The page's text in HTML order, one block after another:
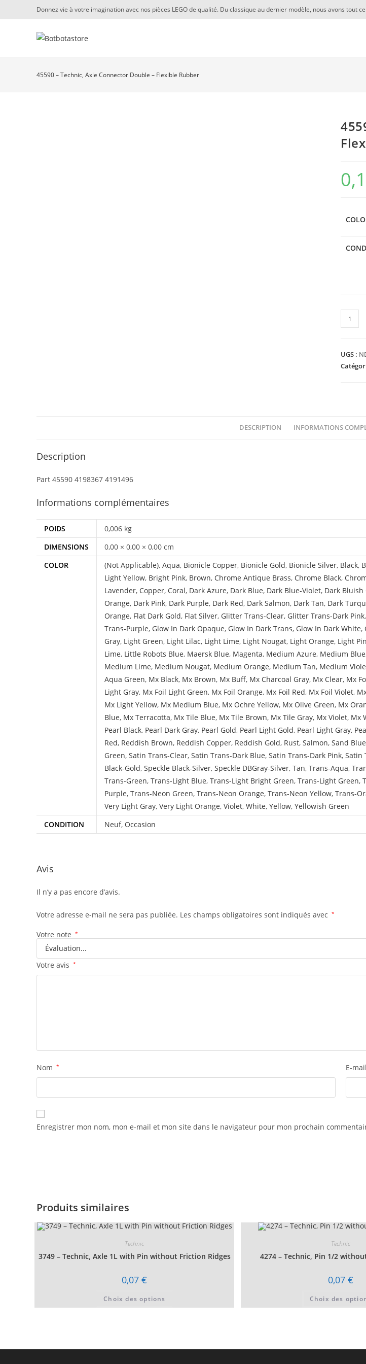
Donnez vie à votre imagination avec nos pièces LEGO de qualité. Du classique au dernier modèle, nous avons tout
45590 – Technic, Axle Connector Double – Flexible Rubber
quantité
de
-
Flexible
UGS :
DESCRIPTION INFORMATIONS
Description
Part 45590 4198367 4191496
Informations complémentaires
POIDS
0,006 kg
DIMENSIONS
0,00 × 0,00 × 0,00 cm
COLOR
(Not Applicable), Aqua, Bionicle Copper, Bionicle Gold, Bionicle Silver, Black,
Light Yellow, Bright Pink, Brown, Chrome Antique Brass, Chrome Black,
Lavender, Copper, Coral, Dark Azure, Dark Blue, Dark Blue-Violet, Dark Bluish
Orange, Dark Pink, Dark Purple, Dark Red, Dark Salmon, Dark Tan, Dark
Orange, Flat Dark Gold, Flat Silver, Glitter Trans-Clear, Glitter Trans-Dark Pink,
Trans-Purple, Glow In Dark Opaque, Glow In Dark Trans, Glow In Dark White,
Gray, Light Green, Light Lilac, Light Lime, Light Nougat, Light Orange, Light
Lime, Little Robots Blue, Maersk Blue, Magenta, Medium Azure, Medium Blue
Medium Lime, Medium Nougat, Medium Orange, Medium Tan, Medium
Aqua Green, Mx Black, Mx Brown, Mx Buff, Mx Charcoal Gray, Mx Clear, Mx
Light Gray, Mx Foil Light Green, Mx Foil Orange, Mx Foil Red, Mx Foil Violet,
Mx Light Yellow, Mx Medium Blue, Mx Ochre Yellow, Mx Olive Green, Mx
Blue, Mx Terracotta, Mx Tile Blue, Mx Tile Brown, Mx Tile Gray, Mx Violet, Mx
Pearl Black, Pearl Dark Gray, Pearl Gold, Pearl Light Gold, Pearl Light Gray,
Red, Reddish Brown, Reddish Copper, Reddish Gold, Rust, Salmon, Sand Blue
Green, Satin Trans-Clear, Satin Trans-Dark Blue, Satin Trans-Dark Pink, Satin
Black-Gold, Speckle Black-Silver, Speckle DBGray-Silver, Tan, Trans-Aqua,
Trans-Green, Trans-Light Blue, Trans-Light Bright Green, Trans-Light Green,
Purple, Trans-Neon Green, Trans-Neon Orange, Trans-Neon Yellow, Trans-
Very Light Gray, Very Light Orange, Violet, White, Yellow, Yellowish Green
CONDITION
Neuf, Occasion
Avis
Il n’y a pas encore d’avis.
Votre adresse e-mail ne sera pas publiée. Les champs obligatoires sont indiqués avec *
Votre note *
Votre avis *
Nom * E-mail
Enregistrer mon nom, mon e-mail et mon site dans le navigateur pour mon prochain
Produits similaires
Technic
3749 – Technic, Axle 1L with Pin without Friction Ridges
0,07€
Choix des options
a
être
Technic
4274 – Technic, Pin 1/2
0,07 €
Choix des